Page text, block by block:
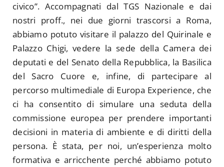
civico”. Accompagnati dal TGS Nazionale e dai
nostri proff., nei due giorni trascorsi a Roma,
abbiamo potuto visitare il palazzo del Quirinale e
Palazzo Chigi, vedere la sede della Camera dei
deputati e del Senato della Repubblica, la Basilica
del Sacro Cuore e, infine, di partecipare al
percorso multimediale di Europa Experience, che
ci ha consentito di simulare una seduta della
commissione europea per prendere importanti
decisioni in materia di ambiente e di diritti della
persona. È stata, per noi, un’esperienza molto
formativa e arricchente perché abbiamo potuto